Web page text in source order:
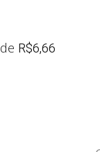
de R$6,66